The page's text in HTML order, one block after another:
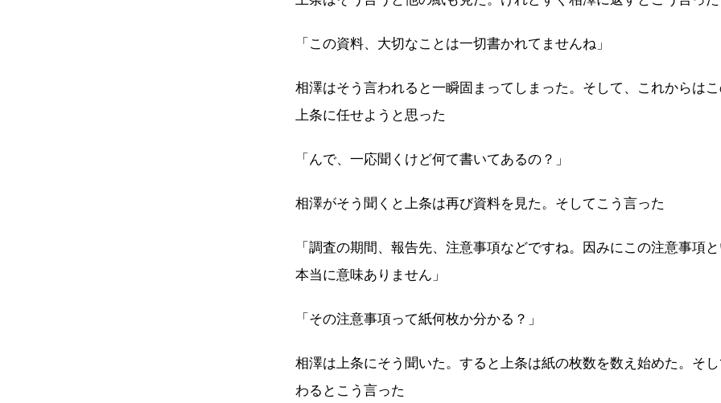
「この資料、大切なことは一切書かれてませんね」
相澤はそう言われると一瞬固まってしまった。そして、これからは
上条に任せようと思った
「んで、一応聞くけど何て書いてあるの？」
相澤がそう聞くと上条は再び資料を見た。そしてこう言った
「調査の期間、報告先、注意事項などですね。因みにこの注意事項
本当に意味ありません」
「その注意事項って紙何枚か分かる？」
相澤は上条にそう聞いた。すると上条は紙の枚数を数え始めた。そ
わるとこう言った